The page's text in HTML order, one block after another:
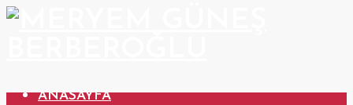
ANASAYFA